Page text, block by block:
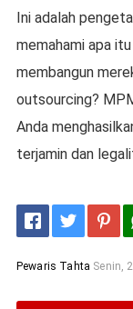
Ini adalah
memahami apa
membangun
outsourcing?
Anda
terjamin dan
Pewaris Tahta Senin,